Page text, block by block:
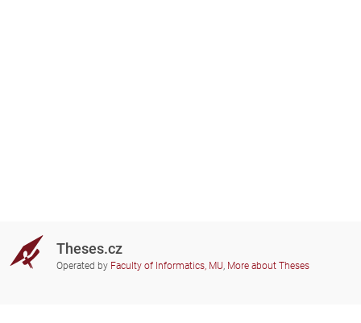
Theses.cz
Operated by Faculty of Informatics, MU, More about Theses